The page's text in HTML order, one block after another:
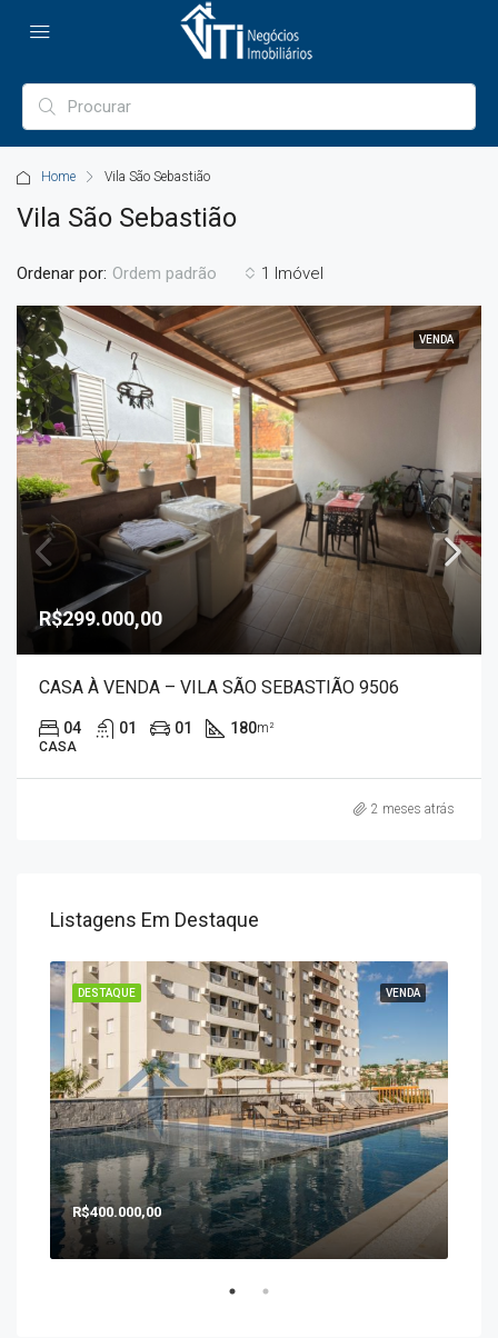
Home Vila São Sebastião
Vila São Sebastião
1 Imóvel
Ordenar por: Ordem padrão
VENDA
R$299.000,00
CASA À VENDA – VILA SÃO SEBASTIÃO 9506
04 01 01 180m²
CASA
2 meses atrás
Listagens Em Destaque
VENDA
DESTAQUE
R$400.000,00